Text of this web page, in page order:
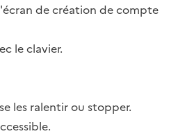
de création de compte
le clavier.
les ralentir ou stopper.